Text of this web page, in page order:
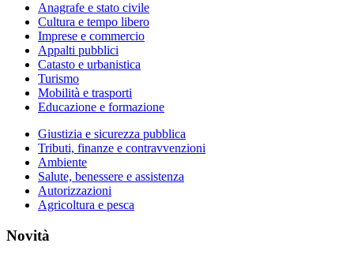
Anagrafe e stato civile
Cultura e tempo libero
Imprese e commercio
Appalti pubblici
Catasto e urbanistica
Turismo
Mobilità e trasporti
Educazione e formazione
Giustizia e sicurezza pubblica
Tributi, finanze e contravvenzioni
Ambiente
Salute, benessere e assistenza
Autorizzazioni
Agricoltura e pesca
Novità